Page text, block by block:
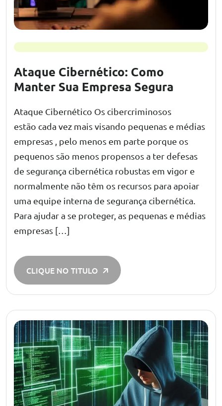
Ataque Cibernético: Como
Manter Sua Empresa Segura
Ataque Cibernético Os cibercriminosos
estão cada vez mais visando pequenas e médias
empresas , pelo menos em parte porque os
pequenos são menos propensos a ter defesas
de segurança cibernética robustas em vigor e
normalmente não têm os recursos para apoiar
uma equipe interna de segurança cibernética.
Para ajudar a se proteger, as pequenas e médias
empresas […]
CLIQUE NO TITULO